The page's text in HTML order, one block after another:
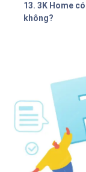
13. 3K Home
không?